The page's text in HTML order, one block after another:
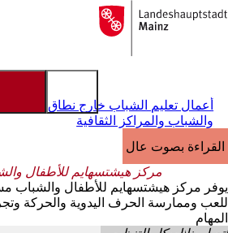
الانتقال إلى المحتوى
إلى
الصفحة
أعمال تعليم الشباب خارج نطاق المناهج
والشباب والمراكز الثقافية
القراءة بصوت عالٍ
مركز هيشتسهايم للأطفال
يوفر مركز هيشتسهايم للأطفال والشباب
للعب وممارسة الحرف اليدوية والحركة
المهام